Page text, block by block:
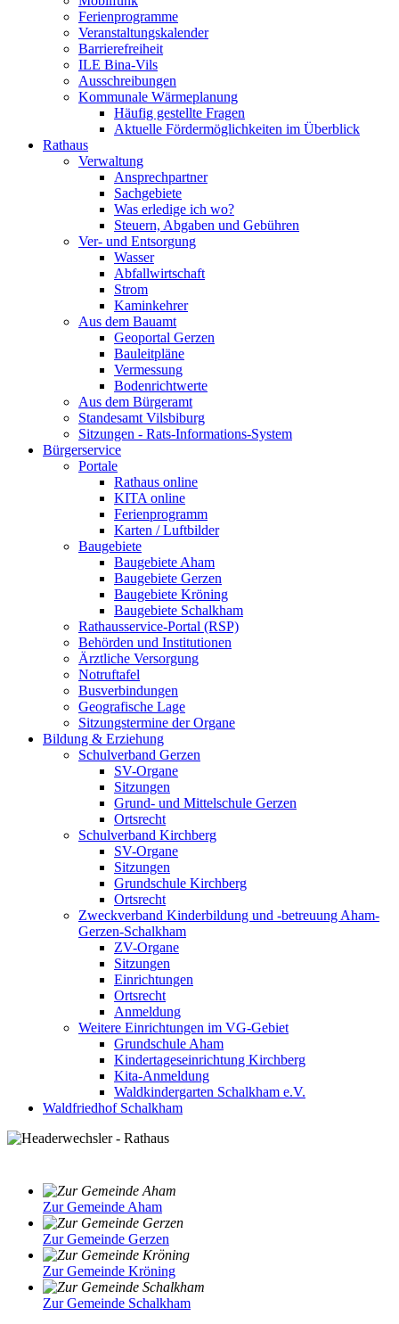
Ferienprogramme
Veranstaltungskalender
Barrierefreiheit
ILE Bina-Vils
Ausschreibungen
Kommunale Wärmeplanung
Häufig gestellte Fragen
Aktuelle Fördermöglichkeiten im Überblick
Rathaus
Verwaltung
Ansprechpartner
Sachgebiete
Was erledige ich wo?
Steuern, Abgaben und Gebühren
Ver- und Entsorgung
Wasser
Abfallwirtschaft
Strom
Kaminkehrer
Aus dem Bauamt
Geoportal Gerzen
Bauleitpläne
Vermessung
Bodenrichtwerte
Aus dem Bürgeramt
Standesamt Vilsbiburg
Sitzungen - Rats-Informations-System
Bürgerservice
Portale
Rathaus online
KITA online
Ferienprogramm
Karten / Luftbilder
Baugebiete
Baugebiete Aham
Baugebiete Gerzen
Baugebiete Kröning
Baugebiete Schalkham
Rathausservice-Portal (RSP)
Behörden und Institutionen
Ärztliche Versorgung
Notruftafel
Busverbindungen
Geografische Lage
Sitzungstermine der Organe
Bildung & Erziehung
Schulverband Gerzen
SV-Organe
Sitzungen
Grund- und Mittelschule Gerzen
Ortsrecht
Schulverband Kirchberg
SV-Organe
Sitzungen
Grundschule Kirchberg
Ortsrecht
Zweckverband Kinderbildung und -betreuung Aham-
Gerzen-Schalkham
ZV-Organe
Sitzungen
Einrichtungen
Ortsrecht
Anmeldung
Weitere Einrichtungen im VG-Gebiet
Grundschule Aham
Kindertageseinrichtung Kirchberg
Kita-Anmeldung
Waldkindergarten Schalkham e.V.
Waldfriedhof Schalkham
Zur Gemeinde Aham
Zur Gemeinde Gerzen
Zur Gemeinde Kröning
Zur Gemeinde Schalkham